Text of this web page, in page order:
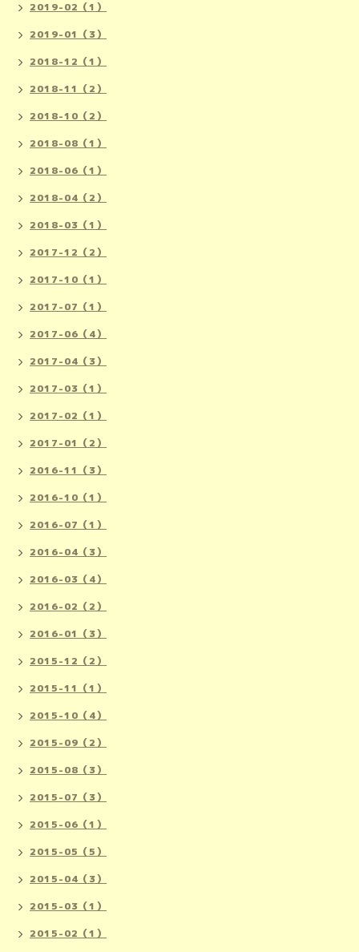
2019-02（1）
2019-01（3）
2018-12（1）
2018-11（2）
2018-10（2）
2018-08（1）
2018-06（1）
2018-04（2）
2018-03（1）
2017-12（2）
2017-10（1）
2017-07（1）
2017-06（4）
2017-04（3）
2017-03（1）
2017-02（1）
2017-01（2）
2016-11（3）
2016-10（1）
2016-07（1）
2016-04（3）
2016-03（4）
2016-02（2）
2016-01（3）
2015-12（2）
2015-11（1）
2015-10（4）
2015-09（2）
2015-08（3）
2015-07（3）
2015-06（1）
2015-05（5）
2015-04（3）
2015-03（1）
2015-02（1）